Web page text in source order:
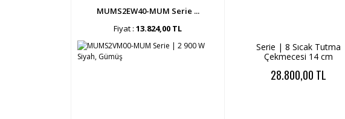
MUMS2EW40-MUM Serie ...
Fiyat : 13.824,00 TL
Serie | 8 Sıcak Tutma
Çekmecesi 14 cm
28.800,00 TL